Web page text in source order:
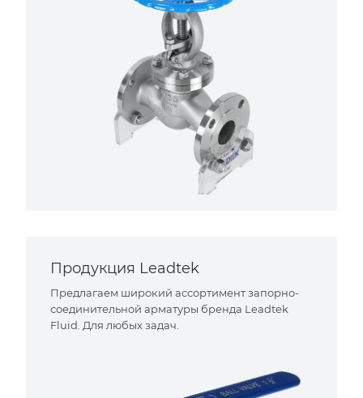
Продукция Leadtek
Предлагаем широкий ассортимент запорно-
соединительной арматуры бренда Leadtek
Fluid. Для любых задач.